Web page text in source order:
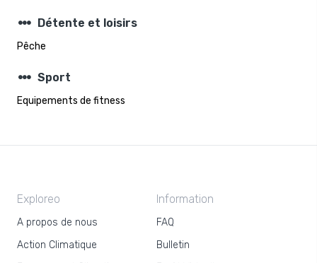
steppers Détente et loisirs
Pêche
steppers Sport
Equipements de fitness
Exploreo
A propos de nous
Action Climatique
Information
FAQ
Bulletin